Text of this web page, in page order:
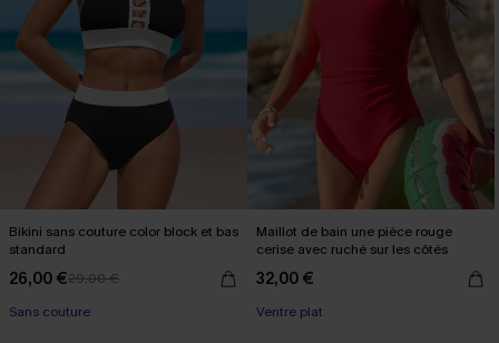
Bikini sans couture color block et bas
standard
26,00 €29,00 €
Sans couture
Maillot de bain une pièce rouge
cerise avec ruché sur les côtés
32,00 €
Ventre plat